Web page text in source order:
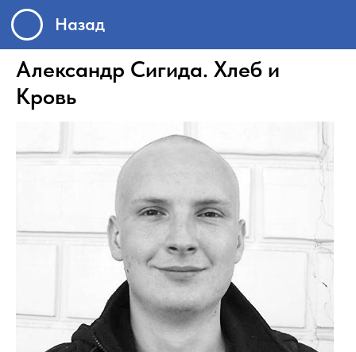
Назад
Александр Сигида. Хлеб и
Кровь